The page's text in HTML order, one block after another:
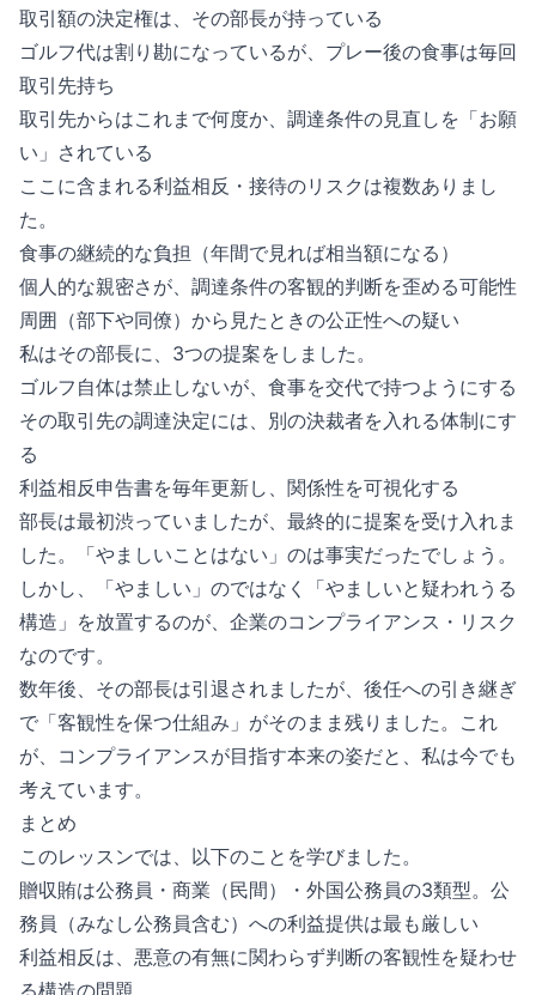
取引額の決定権は、その部長が持っている
ゴルフ代は割り勘になっているが、プレー後の食事は毎回
取引先持ち
取引先からはこれまで何度か、調達条件の見直しを「お願
い」されている
ここに含まれる利益相反・接待のリスクは複数ありまし
た。
食事の継続的な負担（年間で見れば相当額になる）
個人的な親密さが、調達条件の客観的判断を歪める可能性
周囲（部下や同僚）から見たときの公正性への疑い
私はその部長に、3つの提案をしました。
ゴルフ自体は禁止しないが、食事を交代で持つようにする
その取引先の調達決定には、別の決裁者を入れる体制にす
る
利益相反申告書を毎年更新し、関係性を可視化する
部長は最初渋っていましたが、最終的に提案を受け入れま
した。「やましいことはない」のは事実だったでしょう。
しかし、「やましい」のではなく「やましいと疑われうる
構造」を放置するのが、企業のコンプライアンス・リスク
なのです。
数年後、その部長は引退されましたが、後任への引き継ぎ
で「客観性を保つ仕組み」がそのまま残りました。これ
が、コンプライアンスが目指す本来の姿だと、私は今でも
考えています。
まとめ
このレッスンでは、以下のことを学びました。
贈収賄は公務員・商業（民間）・外国公務員の3類型。公
務員（みなし公務員含む）への利益提供は最も厳しい
利益相反は、悪意の有無に関わらず判断の客観性を疑わせ
る構造の問題